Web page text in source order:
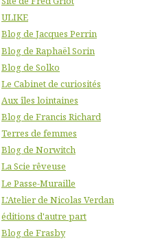
ULIKE
Blog de Jacques Perrin
Blog de Raphaël Sorin
Blog de Solko
Le Cabinet de curiosités
Aux îles lointaines
Blog de Francis Richard
Terres de femmes
Blog de Norwitch
La Scie rêveuse
Le Passe-Muraille
L'Atelier de Nicolas Verdan
éditions d'autre part
Blog de Frasby